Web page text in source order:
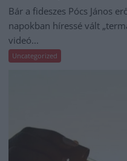
Bár a fideszes Pócs János
napokban híressé vált
videó...
Uncategorized